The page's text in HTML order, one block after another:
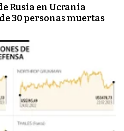
Rusia en Ucrania
30 personas muertas